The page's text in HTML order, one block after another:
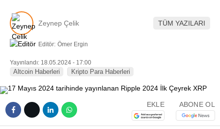
Zeynep Çelik TÜM YAZILARI
Editör: Ömer Ergin
Yayınlandı: 18.05.2024 - 17:00
Altcoin Haberleri Kripto Para Haberleri
EKLE ABONE OL